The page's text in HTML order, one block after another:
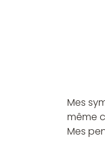
Mes
même
Mes